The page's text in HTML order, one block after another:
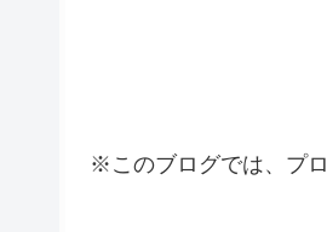
※このブログでは、プ